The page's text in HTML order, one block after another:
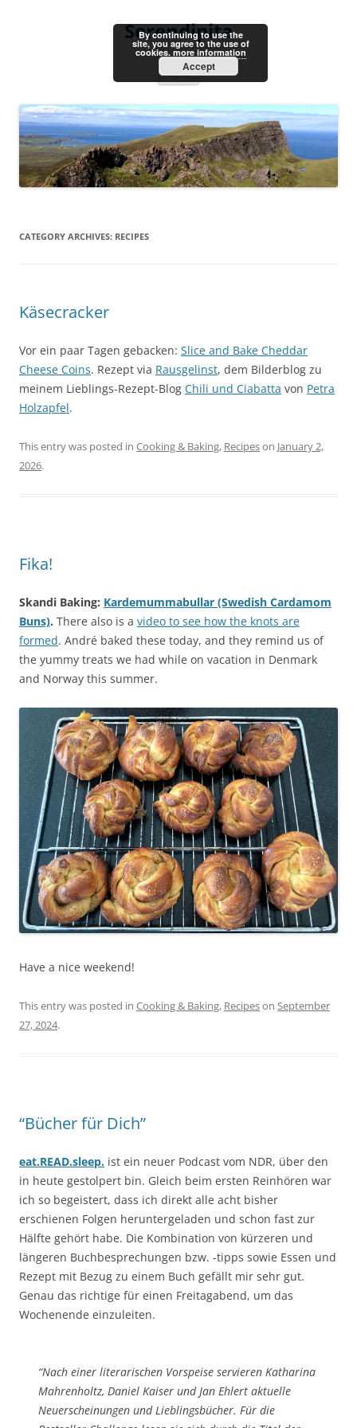
Serendipita
Menu
CATEGORY ARCHIVES: RECIPES
Käsecracker
Vor ein paar Tagen gebacken: Slice and Bake Cheddar
Cheese Coins. Rezept via Rausgelinst, dem Bilderblog zu
meinem Lieblings-Rezept-Blog Chili und Ciabatta von Petra
Holzapfel.
This entry was posted in Cooking & Baking, Recipeson January 2,
2026.
Fika!
Skandi Baking: Kardemummabullar (Swedish Cardamom
Buns). There also is a video to see how the knots are
formed. André baked these today, and they remind us of
the yummy treats we had while on vacation in Denmark
and Norway this summer.
Have a nice weekend!
This entry was posted in Cooking & Baking, Recipeson September
27, 2024.
“Bücher für Dich”
eat.READ.sleep. ist ein neuer Podcast vom NDR, über den
in heute gestolpert bin. Gleich beim ersten Reinhören war
ich so begeistert, dass ich direkt alle acht bisher
erschienen Folgen heruntergeladen und schon fast zur
Hälfte gehört habe. Die Kombination von kürzeren und
längeren Buchbesprechungen bzw. -tipps sowie Essen und
Rezept mit Bezug zu einem Buch gefällt mir sehr gut.
Genau das richtige für einen Freitagabend, um das
Wochenende einzuleiten.
“Nach einer literarischen Vorspeise servieren Katharina
Mahrenholtz, Daniel Kaiser und Jan Ehlert aktuelle
Neuerscheinungen und Lieblingsbücher. Für die
By continuing to use the
site, you agree to the use of
cookies. more information
Accept